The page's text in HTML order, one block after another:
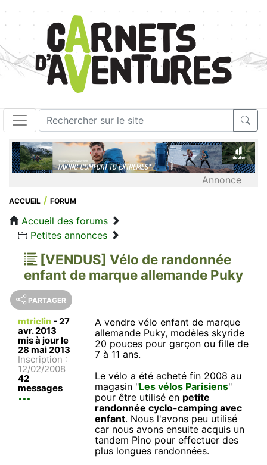
Annonce
ACCUEIL FORUM
Accueil des forums
Petites annonces
[VENDUS] Vélo de randonnée
enfant de marque allemande Puky
PARTAGER
mtriclin - 27
avr. 2013
mis à jour le
28 mai 2013
Inscription :
12/02/2008
42
messages
A vendre vélo enfant de marque
allemande Puky, modèles skyride
20 pouces pour garçon ou fille de
7 à 11 ans.
Le vélo a été acheté fin 2008 au
magasin "Les vélos Parisiens"
pour être utilisé en petite
randonnée cyclo-camping avec
enfant. Nous l'avons peu utilisé
car nous avons ensuite acquis un
tandem Pino pour effectuer des
plus longues randonnées.